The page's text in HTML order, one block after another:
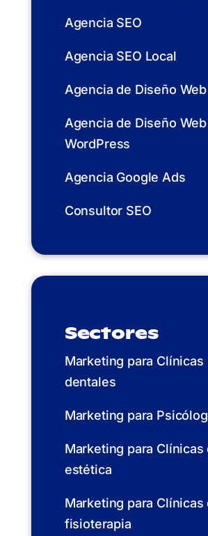
Agencia SEO
Agencia SEO Local
Agencia de Diseño Web
Agencia de Diseño Web
WordPress
Agencia Google Ads
Consultor SEO
Sectores
Marketing para Clínicas
dentales
Marketing para
Marketing para Clínicas
estética
Marketing para Clínicas
fisioterapia